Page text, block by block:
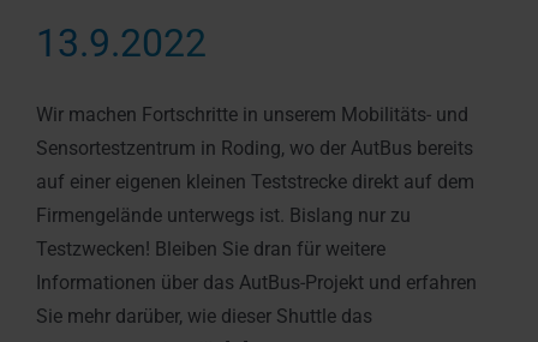
13.9.2022
Wir machen Fortschritte in unserem Mobilitäts- und
Sensortestzentrum in Roding, wo der AutBus bereits
auf einer eigenen kleinen Teststrecke direkt auf dem
Firmengelände unterwegs ist. Bislang nur zu
Testzwecken! Bleiben Sie dran für weitere
Informationen über das AutBus-Projekt und erfahren
Sie mehr darüber, wie dieser Shuttle das